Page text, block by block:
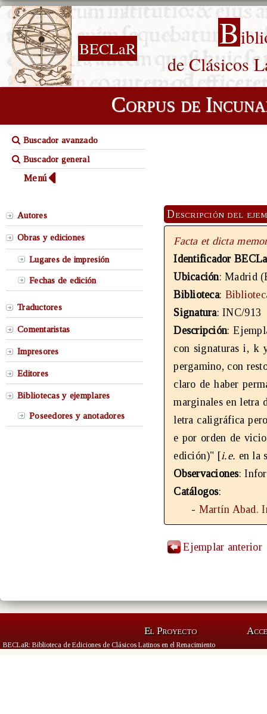
BECLaR B
de Clásicos
Corpus de
Buscador avanzado
Buscador general
Menú
Autores
Obras y ediciones
Lugares de impresión
Fechas de edición
Traductores
Comentaristas
Impresores
Editores
Bibliotecas y ejemplares
Poseedores y anotadores
Descripción del
Facta et dicta
Identificador
Ubicación: Madrid
Biblioteca:
Signatura: INC/913
Descripción:
con signaturas i, k
pergamino, con
claro de haber
marginales en
letra caligráfica
e por orden de
edición)" [i.e. en la
Observaciones:
Catálogos:
- Martín Abad.
Ejemplar anterior
El Proyecto
BECLaR: Biblioteca de Ediciones de Clásicos Latinos en el Renacimiento